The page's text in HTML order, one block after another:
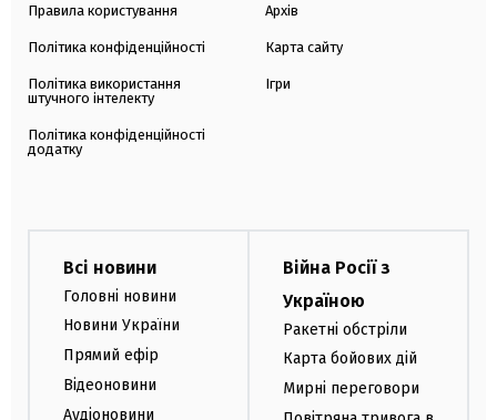
Правила користування
Політика конфіденційності
Політика використання
штучного інтелекту
Політика конфіденційності
додатку
Архів
Карта сайту
Ігри
Всі новини
Головні новини
Новини України
Прямий ефір
Відеоновини
Аудіоновини
Війна Росії з
Україною
Ракетні обстріли
Карта бойових дій
Мирні переговори